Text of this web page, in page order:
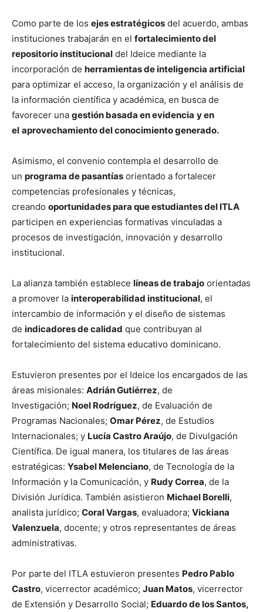
Como parte de los ejes estratégicos del acuerdo, ambas
instituciones trabajarán en el fortalecimiento del
repositorio institucional del Ideice mediante la
incorporación de herramientas de inteligencia artificial
para optimizar el acceso, la organización y el análisis de
la información científica y académica, en busca de
favorecer una gestión basada en evidencia y en
el aprovechamiento del conocimiento generado.
Asimismo, el convenio contempla el desarrollo de
un programa de pasantías orientado a fortalecer
competencias profesionales y técnicas,
creando oportunidades para que estudiantes del ITLA
participen en experiencias formativas vinculadas a
procesos de investigación, innovación y desarrollo
institucional.
La alianza también establece líneas de trabajo orientadas
a promover la interoperabilidad institucional, el
intercambio de información y el diseño de sistemas
de indicadores de calidad que contribuyan al
fortalecimiento del sistema educativo dominicano.
Estuvieron presentes por el Ideice los encargados de las
áreas misionales: Adrián Gutiérrez, de
Investigación; Noel Rodríguez, de Evaluación de
Programas Nacionales; Omar Pérez, de Estudios
Internacionales; y Lucía Castro Araújo, de Divulgación
Científica. De igual manera, los titulares de las áreas
estratégicas: Ysabel Melenciano, de Tecnología de la
Información y la Comunicación, y Rudy Correa, de la
División Jurídica. También asistieron Michael Borelli,
analista jurídico; Coral Vargas, evaluadora; Vickiana
Valenzuela, docente; y otros representantes de áreas
administrativas.
Por parte del ITLA estuvieron presentes Pedro Pablo
Castro, vicerrector académico; Juan Matos, vicerrector
de Extensión y Desarrollo Social; Eduardo de los Santos,